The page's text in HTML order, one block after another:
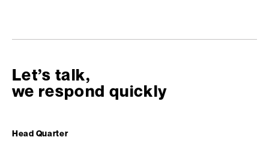
Let’s talk,
we respond quickly
Head Quarter